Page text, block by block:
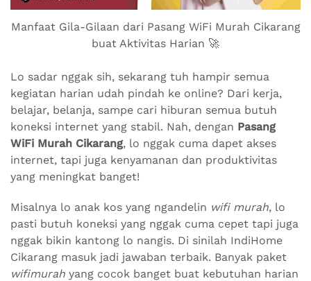
Manfaat Gila-Gilaan dari Pasang WiFi Murah Cikarang
buat Aktivitas Harian 🚀
Lo sadar nggak sih, sekarang tuh hampir semua
kegiatan harian udah pindah ke online? Dari kerja,
belajar, belanja, sampe cari hiburan semua butuh
koneksi internet yang stabil. Nah, dengan Pasang
WiFi Murah Cikarang, lo nggak cuma dapet akses
internet, tapi juga kenyamanan dan produktivitas
yang meningkat banget!
Misalnya lo anak kos yang ngandelin wifi murah, lo
pasti butuh koneksi yang nggak cuma cepet tapi juga
nggak bikin kantong lo nangis. Di sinilah IndiHome
Cikarang masuk jadi jawaban terbaik. Banyak paket
wifimurah yang cocok banget buat kebutuhan harian